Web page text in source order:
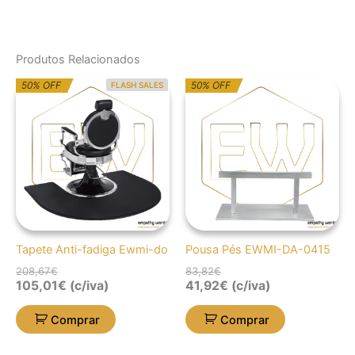
Produtos Relacionados
FLASH SALES
50% OFF
Tapete Anti-fadiga Ewmi-do
208,67€
O
preço
original
era:
208,67€.
O
preço
atual
é:
105,01€.
105,01€ (c/iva)
Comprar
50% OFF
Pousa Pés EWMI-DA-0415
83,82€
O
preço
original
era:
83,82€.
O
preço
atual
é:
41,92€.
41,92€ (c/iva)
Comprar